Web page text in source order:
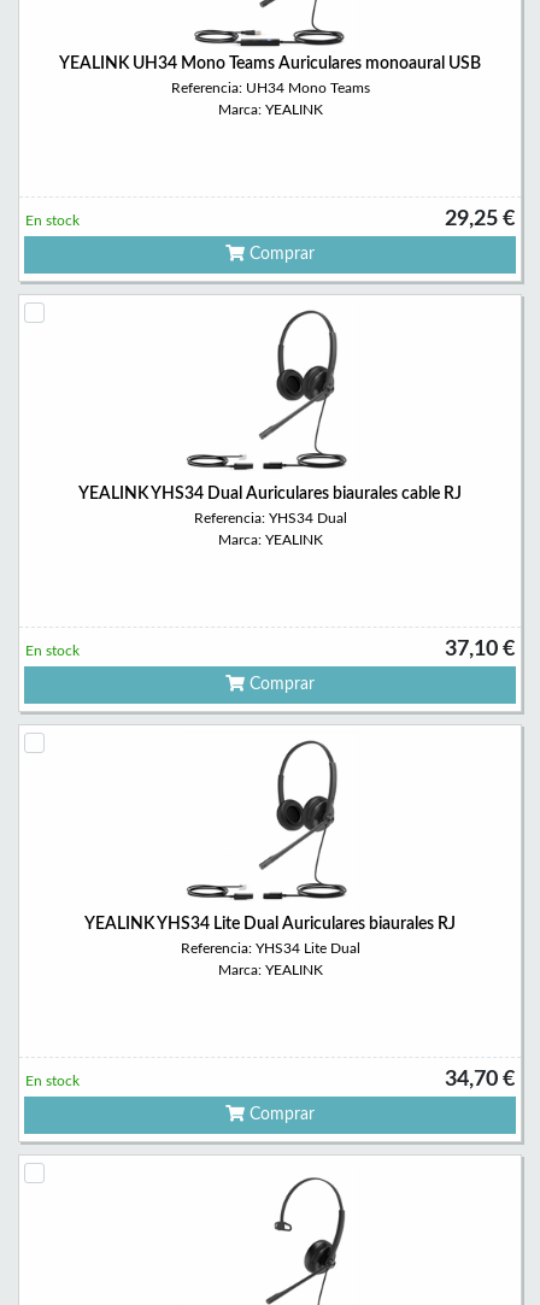
YEALINK UH34 Mono Teams Auriculares monoaural USB
Referencia: UH34 Mono Teams
Marca: YEALINK
29,25 €
En stock
Comprar
YEALINK YHS34 Dual Auriculares biaurales cable RJ
Referencia: YHS34 Dual
Marca: YEALINK
37,10 €
En stock
Comprar
YEALINK YHS34 Lite Dual Auriculares biaurales RJ
Referencia: YHS34 Lite Dual
Marca: YEALINK
34,70 €
En stock
Comprar